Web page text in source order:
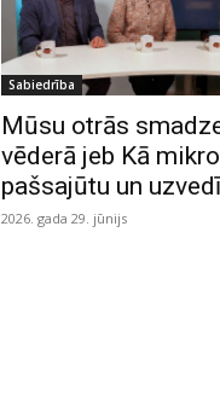
Sabiedrība
Mūsu otrās
vēderā jeb Kā
pašsajūtu un
2026. gada 29. jūnijs